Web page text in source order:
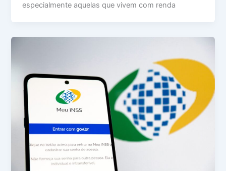
especialmente aquelas que vivem com renda